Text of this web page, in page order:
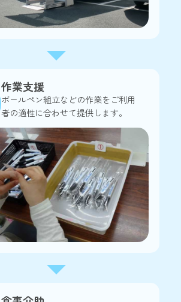
作業支援
ボールペン組立などの作業をご利用
者の適性に合わせて提供します。